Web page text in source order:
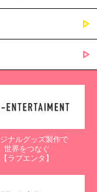
ナルグッズ製作で
世界をつなぐ
【ラブエンタ】